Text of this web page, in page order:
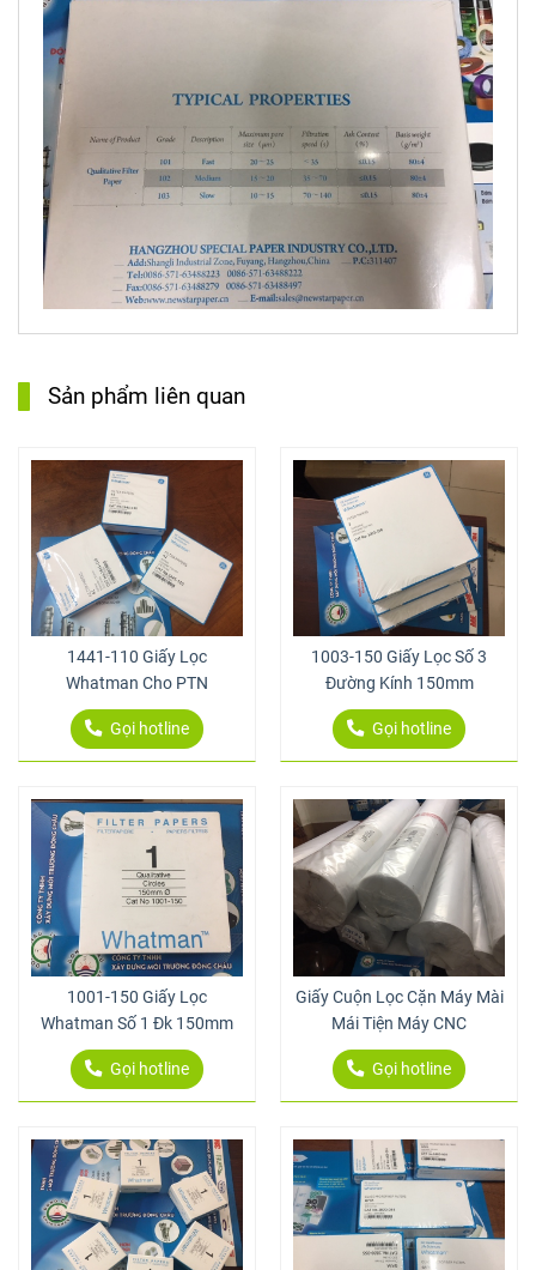
Sản phẩm liên quan
1441-110 Giấy Lọc
Whatman Cho PTN
Gọi hotline
1003-150 Giấy Lọc Số 3
Đường Kính 150mm
Gọi hotline
1001-150 Giấy Lọc
Whatman Số 1 Đk 150mm
Gọi hotline
Giấy Cuộn Lọc Cặn Máy Mài
Mái Tiện Máy CNC
Gọi hotline